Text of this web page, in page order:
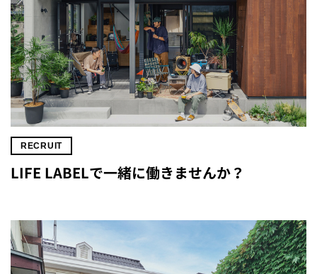
RECRUIT
LIFE LABELで一緒に働きませんか？